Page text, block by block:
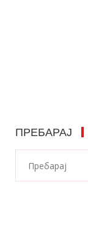
ПРЕБАРАЈ